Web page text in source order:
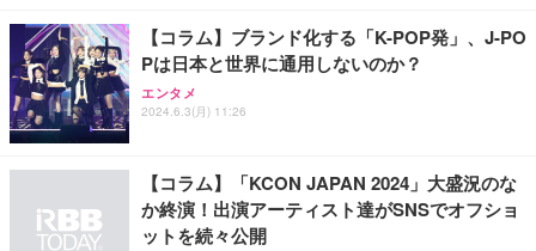
【コラム】ブランド化する「K-POP発」、J-PO
Pは日本と世界に通用しないのか？
エンタメ
2024.6.3(月) 11:26
【コラム】「KCON JAPAN 2024」大盛況のな
か終演！出演アーティスト達がSNSでオフショ
ットを続々公開